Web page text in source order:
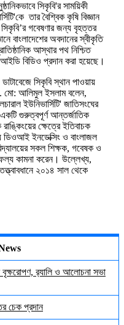
সিকৃবি'র সাময়িকী
তার বৈশ্বিক কৃষি বিজ্ঞান
গবেষণার জন্য বৃহত্তর
বাংলাদেশের অবদানের স্বীকৃতি
আস্থার পথ নিশ্চিত
বিডিও প্রদান করা হয়েছে।
সিকৃবি স্থান পাওয়ায়
মো: আলিমুল ইসলাম বলেন,
ইউনিভার্সিটি' জাতিসংঘের
একটি গুরুত্বপূর্ণ আন্তর্জাতিক
ক্ষেত্রে ইতিবাচক
ডিওআই ইনডেক্সিং ও বাংলাজল
সকল শিক্ষক, গবেষক ও
কামনা করেন। উল্লেখ্য,
তত্ত্বাবধানে ২০১৪ সাল থেকে
র‍্যালি ও আলোচনা সভা
চেক প্রদান